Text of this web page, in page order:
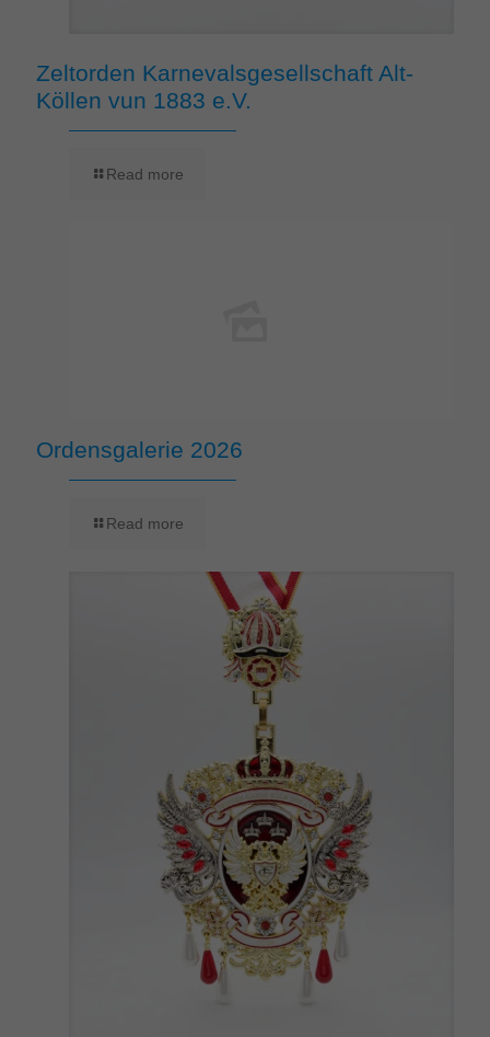
Zeltorden Karnevalsgesellschaft Alt-
Köllen vun 1883 e.V.
Read more
Ordensgalerie 2026
Read more